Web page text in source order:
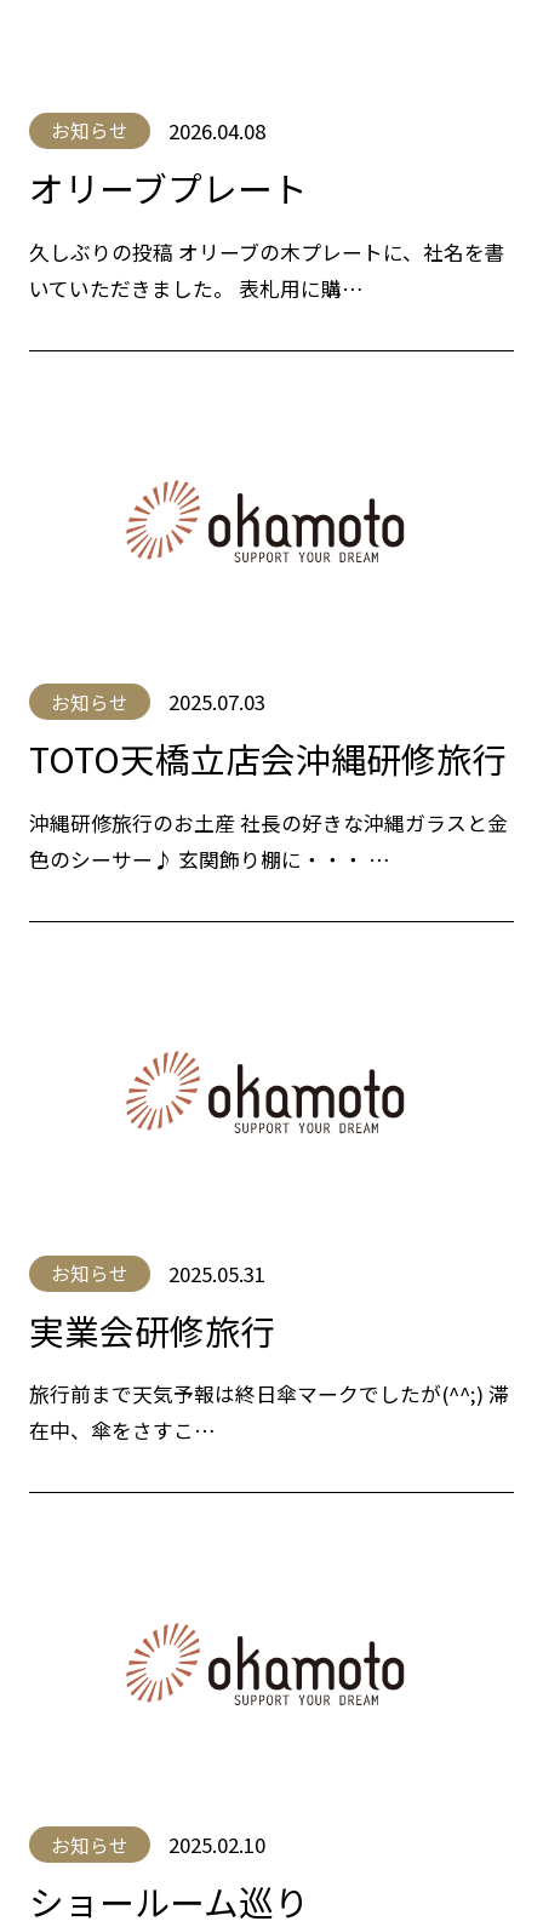
お知らせ 2026.04.08
オリーブプレート
久しぶりの投稿 オリーブの木プレートに、社名を書
いていただきました。 表札用に購…
お知らせ 2025.07.03
TOTO天橋立店会沖縄研修旅行
沖縄研修旅行のお土産 社長の好きな沖縄ガラスと金
色のシーサー♪ 玄関飾り棚に・・・ …
お知らせ 2025.05.31
実業会研修旅行
旅行前まで天気予報は終日傘マークでしたが(^^;) 滞
在中、傘をさすこ…
お知らせ 2025.02.10
ショールーム巡り